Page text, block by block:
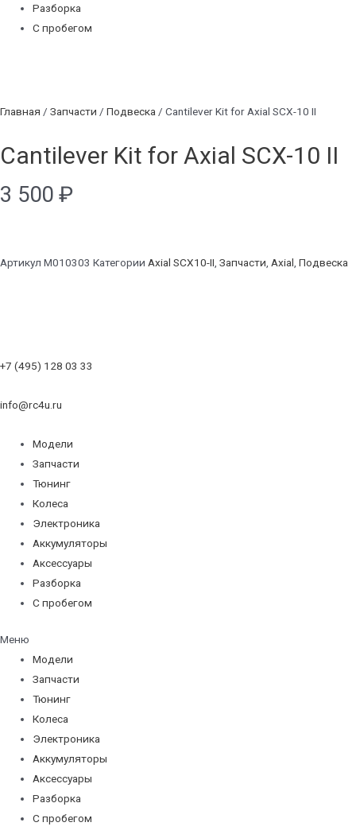
Разборка
С пробегом
Главная / Запчасти / Подвеска / Cantilever Kit for Axial SCX-10 II
Cantilever Kit for Axial SCX-10 II
3 500 ₽
Артикул M010303 Категории Axial SCX10-II, Запчасти, Axial, Подвеска
+7 (495) 128 03 33
info@rc4u.ru
Модели
Запчасти
Тюнинг
Колеса
Электроника
Аккумуляторы
Аксессуары
Разборка
С пробегом
Меню
Модели
Запчасти
Тюнинг
Колеса
Электроника
Аккумуляторы
Аксессуары
Разборка
С пробегом